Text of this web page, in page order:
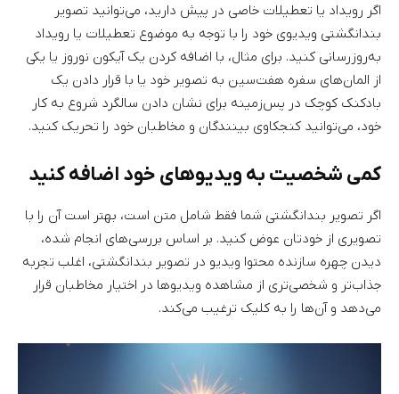
اگر رویداد یا تعطیلات خاصی در پیش دارید، می‌توانید تصویر
بندانگشتی ویدیوی خود را با توجه به موضوع تعطیلات یا رویداد
به‌روزرسانی کنید. برای مثال، با اضافه کردن یک آیکون نوروز یا یکی
از المان‌های سفره هفت‌سین به تصویر خود یا با قرار دادن یک
بادکنک کوچک در پس‌زمینه برای نشان دادن سالگرد شروع به کار
خود، می‌توانید کنجکاوی بینندگان و مخاطبان خود را تحریک کنید.
کمی شخصیت به ویدیو‌های خود اضافه کنید
اگر تصویر بندانگشتی شما فقط شامل متن است، بهتر است آن را با
تصویری از خودتان عوض کنید. بر اساس بررسی‌های انجام شده،
دیدن چهره سازنده محتوا ویدیو در تصویر بندانگشتی، اغلب تجربه
جذاب‌تر و شخصی‌تری از مشاهده ویدیو‌ها در اختیار مخاطبان قرار
می‌دهد و آن‌ها را به کلیک ترغیب می‌کند.